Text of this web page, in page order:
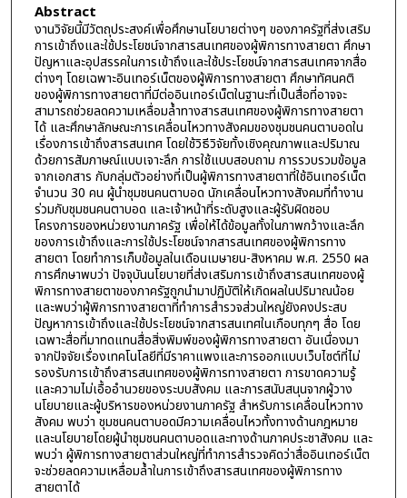
Abstract
งานวิจัยนี้มีวัตถุประสงค์เพื่อศึกษานโยบายต่างๆ ของภาครัฐที่ส่งเสริม
การเข้าถึงและใช้ประโยชน์จากสารสนเทศของผู้พิการทางสายตา ศึกษา
ปัญหาและอุปสรรคในการเข้าถึงและใช้ประโยชน์จากสารสนเทศจากสื่อ
ต่างๆ โดยเฉพาะอินเทอร์เน็ตของผู้พิการทางสายตา ศึกษาทัศนคติ
ของผู้พิการทางสายตาที่มีต่ออินเทอร์เน็ตในฐานะที่เป็นสื่อที่อาจจะ
สามารถช่วยลดความเหลื่อมล้ำทางสารสนเทศของผู้พิการทางสายตา
ได้ และศึกษาลักษณะการเคลื่อนไหวทางสังคมของชุมชนคนตาบอดใน
เรื่องการเข้าถึงสารสนเทศ โดยใช้วิธีวิจัยทั้งเชิงคุณภาพและปริมาณ
ด้วยการสัมภาษณ์แบบเจาะลึก การใช้แบบสอบถาม การรวบรวมข้อมูล
จากเอกสาร กับกลุ่มตัวอย่างที่เป็นผู้พิการทางสายตาที่ใช้อินเทอร์เน็ต
จำนวน 30 คน ผู้นำชุมชนคนตาบอด นักเคลื่อนไหวทางสังคมที่ทำงาน
ร่วมกับชุมชนคนตาบอด และเจ้าหน้าที่ระดับสูงและผู้รับผิดชอบ
โครงการของหน่วยงานภาครัฐ เพื่อให้ได้ข้อมูลทั้งในภาพกว้างและลึก
ของการเข้าถึงและการใช้ประโยชน์จากสารสนเทศของผู้พิการทาง
สายตา โดยทำการเก็บข้อมูลในเดือนเมษายน-สิงหาคม พ.ศ. 2550 ผล
การศึกษาพบว่า ปัจจุบันนโยบายที่ส่งเสริมการเข้าถึงสารสนเทศของผู้
พิการทางสายตาของภาครัฐถูกนำมาปฏิบัติให้เกิดผลในปริมาณน้อย
และพบว่าผู้พิการทางสายตาที่ทำการสำรวจส่วนใหญ่ยังคงประสบ
ปัญหาการเข้าถึงและใช้ประโยชน์จากสารสนเทศในเกือบทุกๆ สื่อ โดย
เฉพาะสื่อที่มาทดแทนสื่อสิ่งพิมพ์ของผู้พิการทางสายตา อันเนื่องมา
จากปัจจัยเรื่องเทคโนโลยีที่มีราคาแพงและการออกแบบเว็บไซต์ที่ไม่
รองรับการเข้าถึงสารสนเทศของผู้พิการทางสายตา การขาดความรู้
และความไม่เอื้ออำนวยของระบบสังคม และการสนับสนุนจากผู้วาง
นโยบายและผู้บริหารของหน่วยงานภาครัฐ สำหรับการเคลื่อนไหวทาง
สังคม พบว่า ชุมชนคนตาบอดมีความเคลื่อนไหวทั้งทางด้านกฎหมาย
และนโยบายโดยผู้นำชุมชนคนตาบอดและทางด้านภาคประชาสังคม และ
พบว่า ผู้พิการทางสายตาส่วนใหญ่ที่ทำการสำรวจคิดว่าสื่ออินเทอร์เน็ต
จะช่วยลดความเหลื่อมล้ำในการเข้าถึงสารสนเทศของผู้พิการทาง
สายตาได้